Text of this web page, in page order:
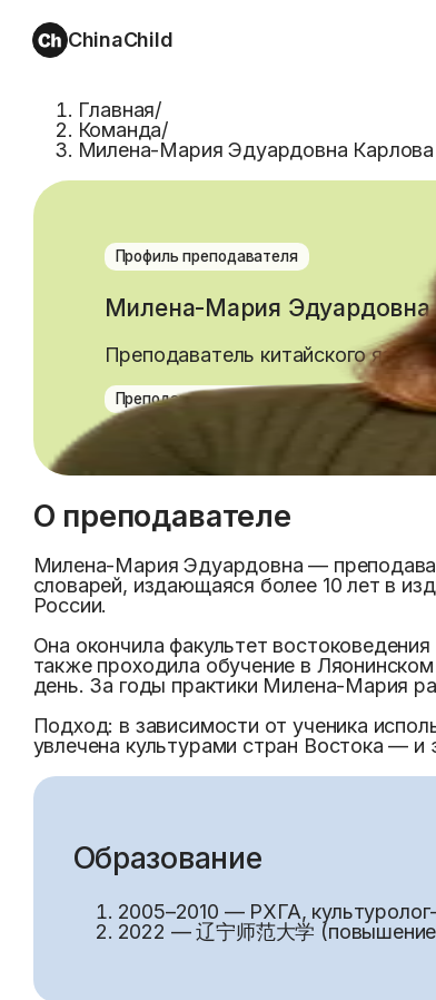
ChinaChild
Главная/
Команда/
Милена-Мария Эдуардовна Карлова
Профиль преподавателя
Милена-Мария Эдуардовна
Преподаватель китайского языка,
Преподаватель школы, опыт более 13 лет
О преподавателе
Милена-Мария Эдуардовна —
словарей, издающаяся более 10 лет в
России.
Она окончила факультет
также проходила обучение в
день. За годы практики Милена-Мария
Подход: в зависимости от ученика
увлечена культурами стран Востока —
Образование
2005–2010 — РХГА,
2022 — 辽宁师范大学 (повышение